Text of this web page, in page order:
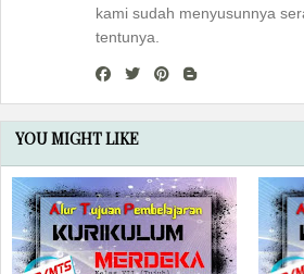
kami sudah menyusunnya
tentunya.
YOU MIGHT LIKE